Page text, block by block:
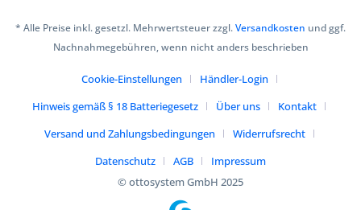
* Alle Preise inkl. gesetzl. Mehrwertsteuer zzgl.Versandkosten und ggf.
Nachnahmegebühren, wenn nicht anders beschrieben
Cookie-Einstellungen
Händler-Login
Hinweis gemäß § 18 Batteriegesetz
Über uns
Kontakt
Versand und Zahlungsbedingungen
Widerrufsrecht
Datenschutz
AGB
Impressum
© ottosystem GmbH 2025